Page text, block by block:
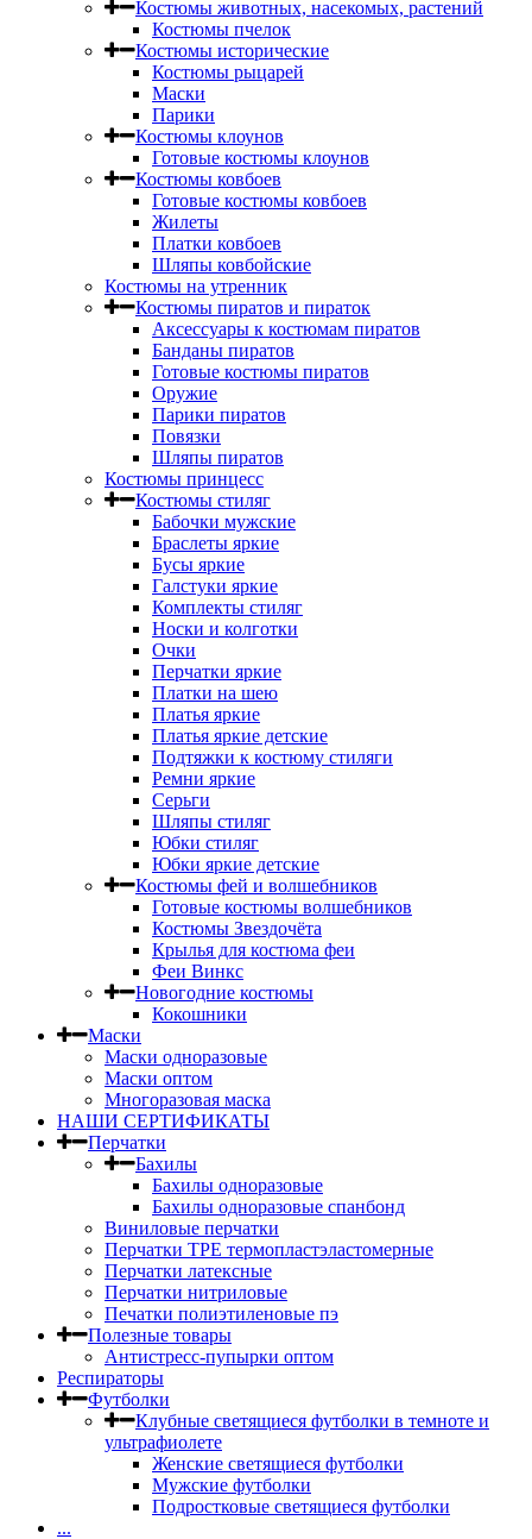
Костюмы животных, насекомых, растений
Костюмы пчелок
Костюмы исторические
Костюмы рыцарей
Маски
Парики
Костюмы клоунов
Готовые костюмы клоунов
Костюмы ковбоев
Готовые костюмы ковбоев
Жилеты
Платки ковбоев
Шляпы ковбойские
Костюмы на утренник
Костюмы пиратов и пираток
Аксессуары к костюмам пиратов
Банданы пиратов
Готовые костюмы пиратов
Оружие
Парики пиратов
Повязки
Шляпы пиратов
Костюмы принцесс
Костюмы стиляг
Бабочки мужские
Браслеты яркие
Бусы яркие
Галстуки яркие
Комплекты стиляг
Носки и колготки
Очки
Перчатки яркие
Платки на шею
Платья яркие
Платья яркие детские
Подтяжки к костюму стиляги
Ремни яркие
Серьги
Шляпы стиляг
Юбки стиляг
Юбки яркие детские
Костюмы фей и волшебников
Готовые костюмы волшебников
Костюмы Звездочёта
Крылья для костюма феи
Феи Винкс
Новогодние костюмы
Кокошники
Маски
Маски одноразовые
Маски оптом
Многоразовая маска
НАШИ СЕРТИФИКАТЫ
Перчатки
Бахилы
Бахилы одноразовые
Бахилы одноразовые спанбонд
Виниловые перчатки
Перчатки TPE термопластэластомерные
Перчатки латексные
Перчатки нитриловые
Печатки полиэтиленовые пэ
Полезные товары
Антистресс-пупырки оптом
Респираторы
Футболки
Клубные светящиеся футболки в темноте и
ультрафиолете
Женские светящиеся футболки
Мужские футболки
Подростковые светящиеся футболки
...